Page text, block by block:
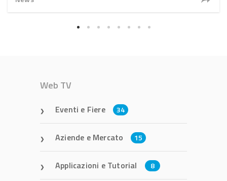
Web TV
Eventi e Fiere 34
Aziende e Mercato 15
Applicazioni e Tutorial 8